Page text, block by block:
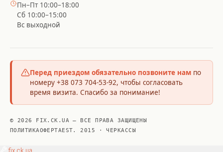
Пн–Пт 10:00–18:00
Сб 10:00–15:00
Вс выходной
Перед приездом обязательно позвоните нам по
номеру +38 073 704-53-92, чтобы согласовать
время визита. Спасибо за понимание!
© 2026 FIX.CK.UA — ВСЕ ПРАВА ЗАЩИЩЕНЫ
ПОЛИТИКАОФЕРТАEST. 2015 · ЧЕРКАССЫ